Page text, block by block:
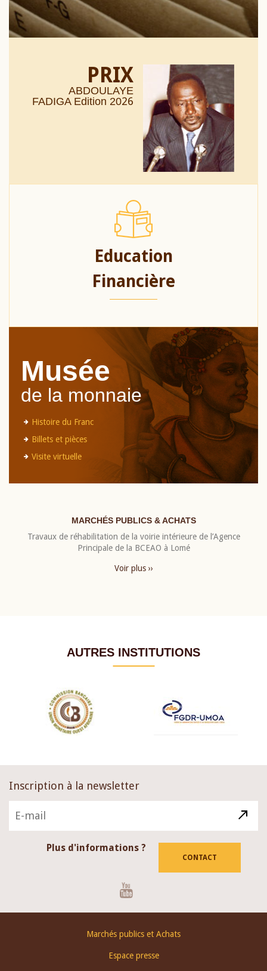
PRIX
ABDOULAYE
FADIGA Edition 2026
Education
Financière
Musée
de la monnaie
Histoire du Franc
Billets et pièces
Visite virtuelle
MARCHÉS PUBLICS & ACHATS
Travaux de réhabilitation de la voirie intérieure de l’Agence
Principale de la BCEAO à Lomé
Voir plus ››
AUTRES INSTITUTIONS
Inscription à la newsletter
Plus d'informations ?
CONTACT
Marchés publics et Achats
Espace presse